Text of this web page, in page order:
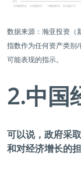
数据来源：瀚亚投资（
指数作为任何资产类别
可能表现的指示。
2.中国
可以说，政府采
和对经济增长的担